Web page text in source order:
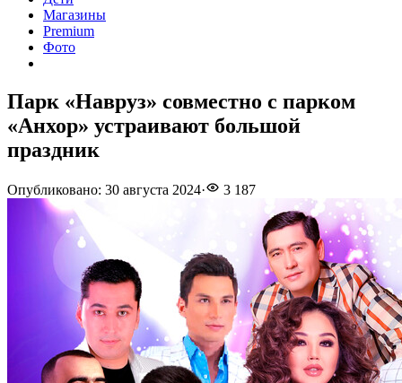
Магазины
Premium
Фото
Парк «Навруз» совместно с парком
«Анхор» устраивают большой
праздник
Опубликовано: 30 августа 2024· 3 187